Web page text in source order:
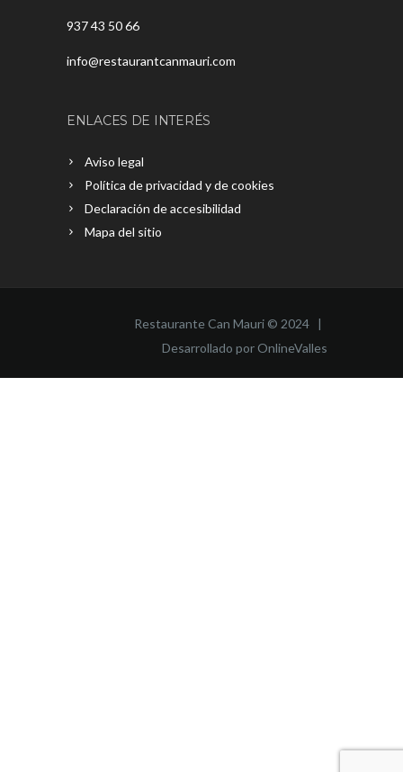
937 43 50 66
info@restaurantcanmauri.com
ENLACES DE INTERÉS
Aviso legal
Política de privacidad y de cookies
Declaración de accesibilidad
Mapa del sitio
Restaurante Can Mauri © 2024 |
Desarrollado por OnlineValles